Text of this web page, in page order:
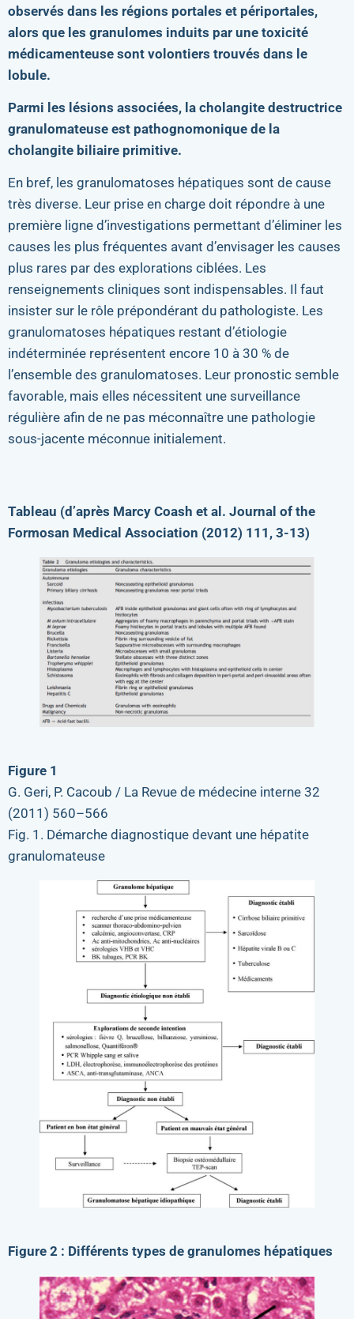
observés dans les régions portales et périportales,
alors que les granulomes induits par une toxicité
médicamenteuse sont volontiers trouvés dans le
lobule.
Parmi les lésions associées, la cholangite destructrice
granulomateuse est pathognomonique de la
cholangite biliaire primitive.
En bref, les granulomatoses hépatiques sont de cause
très diverse. Leur prise en charge doit répondre à une
première ligne d’investigations permettant d’éliminer les
causes les plus fréquentes avant d’envisager les causes
plus rares par des explorations ciblées. Les
renseignements cliniques sont indispensables. Il faut
insister sur le rôle prépondérant du pathologiste. Les
granulomatoses hépatiques restant d’étiologie
indéterminée représentent encore 10 à 30 % de
l’ensemble des granulomatoses. Leur pronostic semble
favorable, mais elles nécessitent une surveillance
régulière afin de ne pas méconnaître une pathologie
sous-jacente méconnue initialement.
Tableau (d’après Marcy Coash et al. Journal of the
Formosan Medical Association (2012) 111, 3-13)
Figure 1
G. Geri, P. Cacoub / La Revue de médecine interne 32
(2011) 560–566
Fig. 1. Démarche diagnostique devant une hépatite
granulomateuse
Figure 2 : Différents types de granulomes hépatiques